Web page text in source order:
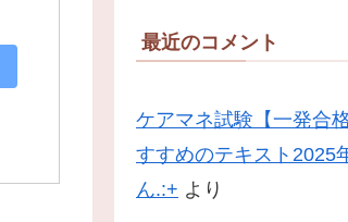
最近のコメント
ケアマネ試験【一発合
すすめのテキスト2025
ん.:+ より